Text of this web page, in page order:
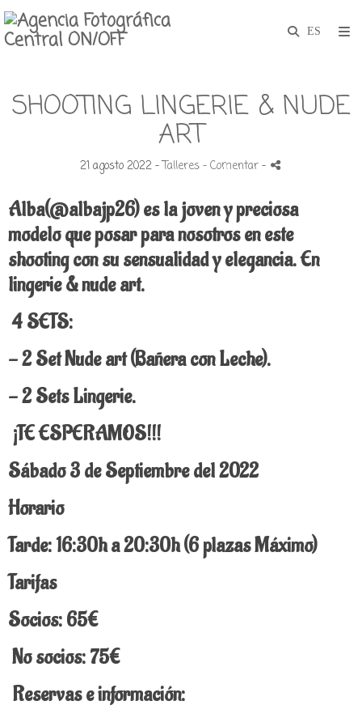
SHOOTING LINGERIE & NUDE
ART
21 agosto 2022 -Talleres- Comentar-
Alba(@albajp26) es la joven y preciosa
modelo que posar para nosotros en este
shooting con su sensualidad y elegancia.En
lingerie & nude art.
4 SETS:
- 2 Set Nude art (Bañera con Leche).
- 2 Sets Lingerie.
¡TE ESPERAMOS!!!
Sábado 3 de Septiembre del 2022
Horario
Tarde: 16:30h a 20:30h (6 plazas Máximo)
Tarifas
Socios: 65€
No socios: 75€
Reservas e información: